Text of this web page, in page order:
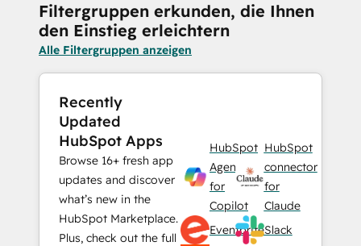
Filtergruppen erkunden, die Ihnen
den Einstieg erleichtern
Alle Filtergruppen anzeigen
Recently
Updated
HubSpot Apps
Browse 16+ fresh app
updates and discover
what’s new in the
HubSpot Marketplace.
Plus, check out the full
HubSpot
Agent
for
Copilot
HubSpot
connector
for
Claude
EventbriteSlack